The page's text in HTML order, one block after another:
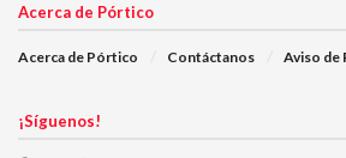
Acerca de Pórtico
Acerca de Pórtico Contáctanos Aviso de
¡Síguenos!